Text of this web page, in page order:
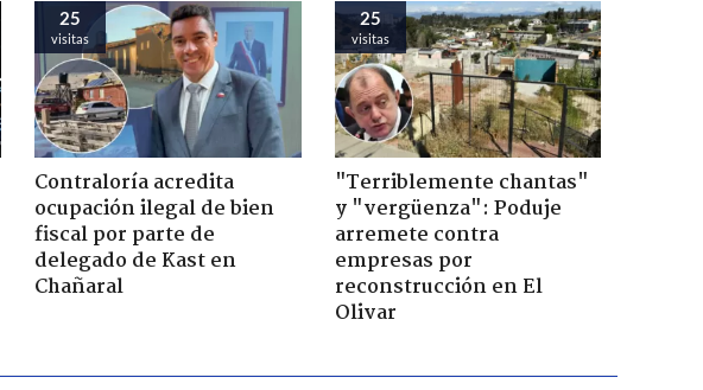
25
visitas
Contraloría acredita
ocupación ilegal de bien
fiscal por parte de
delegado de Kast en
Chañaral
25
visitas
"Terriblemente chantas"
y "vergüenza": Poduje
arremete contra
empresas por
reconstrucción en El
Olivar